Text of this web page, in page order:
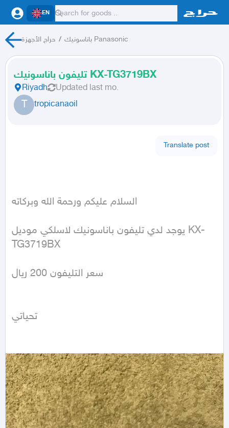
EN
حراج الأجهزة / باناسونيك Panasonic
تليفون باناسونيك KX-TG3719BX
Riyadh Updated last mo.
T tropicanaoil
Translate post
السلام عليكم ورحمة الله وبركاته
يوجد لدي تليفون باناسونيك لاسلكي موديل KX-
TG3719BX
سعر التليفون 200 ريال
تحياتي